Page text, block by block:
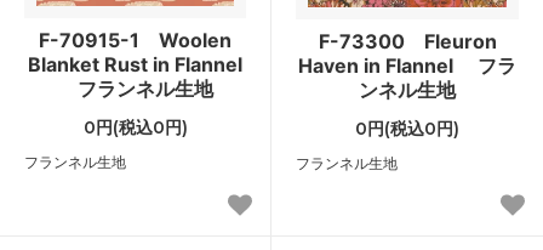
F-70915-1 Woolen
Blanket Rust in Flannel
フランネル生地
0円(税込0円)
フランネル生地
F-73300 Fleuron
Haven in Flannel フラ
ンネル生地
0円(税込0円)
フランネル生地